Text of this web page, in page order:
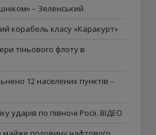
– Зеленський
корабель класу «Каракурт»
тіньового флоту в
12 населених пунктів –
ударів по півночі Росії. ВІДЕО